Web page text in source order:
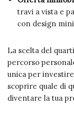
travi a vista e
con design
La scelta del
percorso
unica per
scoprire quale di
diventare la tua